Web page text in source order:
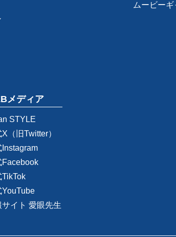
ムービー
メディア
STYLE
（旧Twitter）
Instagram
Facebook
TikTok
YouTube
サイト 愛眼先生